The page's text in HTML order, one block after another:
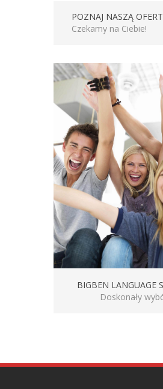
POZNAJ NASZĄ
Czekamy na Ciebie!
BIGBEN LANGUAGE
Doskonały